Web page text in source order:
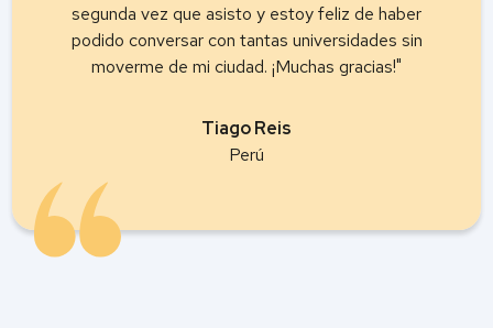
segunda vez que asisto y estoy feliz de haber
podido conversar con tantas universidades sin
moverme de mi ciudad. ¡Muchas gracias!"
Tiago Reis
Perú